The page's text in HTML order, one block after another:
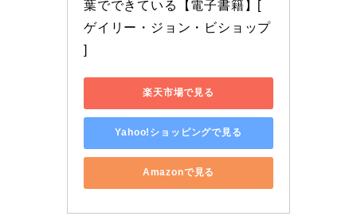
葉でできている【電子書籍】[
ゲイリー・ジョン・ビショップ
]
楽天市場で見る
Yahoo!ショッピングで見る
Amazonで見る